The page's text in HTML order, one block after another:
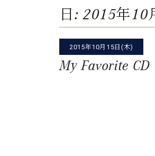
C.ベヒシュタイン コンサ
C.ベヒシ
音色と
ベヒシ
み
趣味から本格的に学ぶ方まで大歓迎。ベ
ベヒシュタ
日: 2015年10
2015年10月15日(木)
My Favorite CD